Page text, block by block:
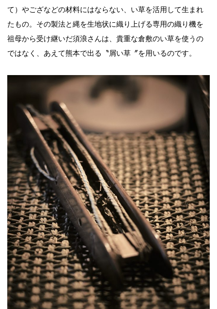
て）やござなどの材料にはならない、い草を活用して生まれ
たもの。その製法と縄を生地状に織り上げる専用の織り機を
祖母から受け継いだ須浪さんは、貴重な倉敷のい草を使うの
ではなく、あえて熊本で出る〝屑い草〞を用いるのです。